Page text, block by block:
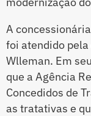
A
foi atendido
Wlleman. Em
que a Agência
Concedidos de
as tratativas e